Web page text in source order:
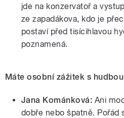
jde na konzervatoř a
ze zapadákova, kdo je
postaví před tisícihlavou
poznamená.
Máte osobní zážitek s
Jana Kománková: Ani
dobře nebo špatně. Pořád